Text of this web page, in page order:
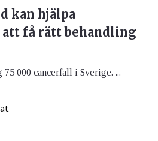
kan hjälpa
få rätt behandling
75 000 cancerfall i Sverige. ...